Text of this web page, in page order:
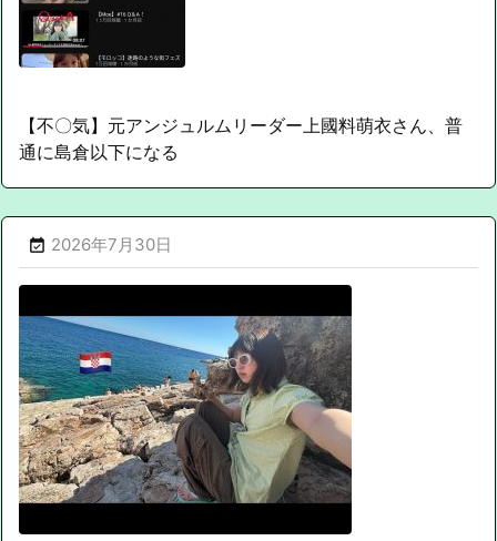
【不〇気】元アンジュルムリーダー上國料萌衣さん、普
通に島倉以下になる
 2026年7月30日